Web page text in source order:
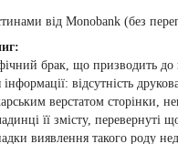
від Monobank (без
брак, що призводить до
відсутність
верстатом сторінки,
її змісту, перевернуті
виявлення такого роду